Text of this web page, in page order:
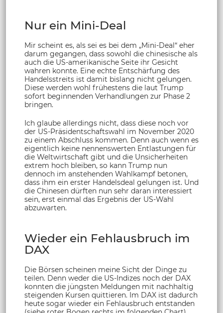
Nur ein Mini-Deal
Mir scheint es, als sei es bei dem „Mini-Deal“ eher
darum gegangen, dass sowohl die chinesische als
auch die US-amerikanische Seite ihr Gesicht
wahren konnte. Eine echte Entschärfung des
Handelsstreits ist damit bislang nicht gelungen.
Diese werden wohl frühestens die laut Trump
sofort beginnenden Verhandlungen zur Phase 2
bringen.
Ich glaube allerdings nicht, dass diese noch vor
der US-Präsidentschaftswahl im November 2020
zu einem Abschluss kommen. Denn auch wenn es
eigentlich keine nennenswerten Entlastungen für
die Weltwirtschaft gibt und die Unsicherheiten
extrem hoch bleiben, so kann Trump nun
dennoch im anstehenden Wahlkampf betonen,
dass ihm ein erster Handelsdeal gelungen ist. Und
die Chinesen dürften nun sehr daran interessiert
sein, erst einmal das Ergebnis der US-Wahl
abzuwarten.
Wieder ein Fehlausbruch im
DAX
Die Börsen scheinen meine Sicht der Dinge zu
teilen. Denn weder die US-Indizes noch der DAX
konnten die jüngsten Meldungen mit nachhaltig
steigenden Kursen quittieren. Im DAX ist dadurch
heute sogar wieder ein Fehlausbruch entstanden